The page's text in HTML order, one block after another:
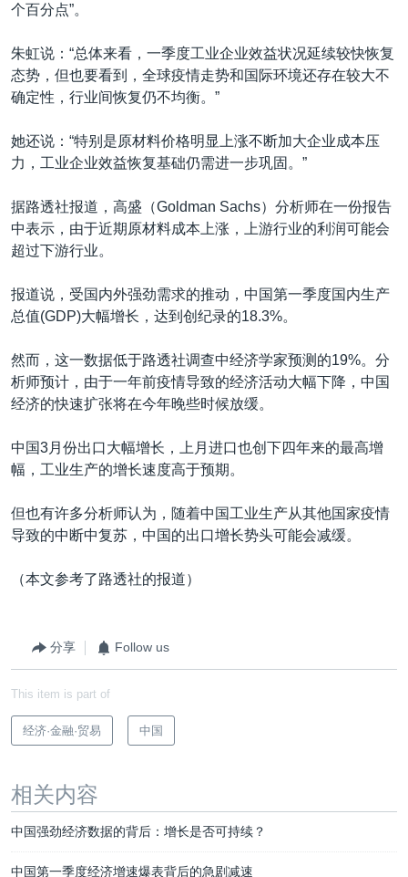
个百分点”。
朱虹说：“总体来看，一季度工业企业效益状况延续较快恢复
态势，但也要看到，全球疫情走势和国际环境还存在较大不
确定性，行业间恢复仍不均衡。”
她还说：“特别是原材料价格明显上涨不断加大企业成本压
力，工业企业效益恢复基础仍需进一步巩固。”
据路透社报道，高盛（Goldman Sachs）分析师在一份报告
中表示，由于近期原材料成本上涨，上游行业的利润可能会
超过下游行业。
报道说，受国内外强劲需求的推动，中国第一季度国内生产
总值(GDP)大幅增长，达到创纪录的18.3%。
然而，这一数据低于路透社调查中经济学家预测的19%。分
析师预计，由于一年前疫情导致的经济活动大幅下降，中国
经济的快速扩张将在今年晚些时候放缓。
中国3月份出口大幅增长，上月进口也创下四年来的最高增
幅，工业生产的增长速度高于预期。
但也有许多分析师认为，随着中国工业生产从其他国家疫情
导致的中断中复苏，中国的出口增长势头可能会减缓。
（本文参考了路透社的报道）
分享 Follow us
This item is part of
经济·金融·贸易 中国
相关内容
中国强劲经济数据的背后：增长是否可持续？
中国第一季度经济增速爆表背后的急剧减速